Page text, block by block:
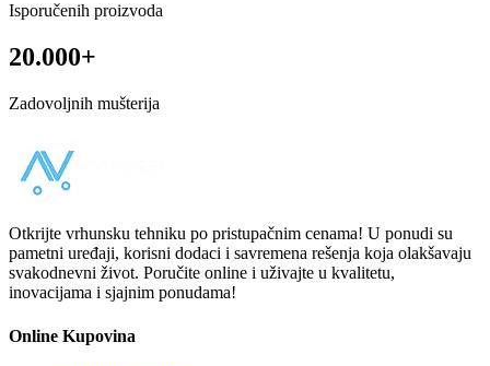
Isporučenih proizvoda
20.000+
Zadovoljnih mušterija
Otkrijte vrhunsku tehniku po pristupačnim cenama! U ponudi su
pametni uređaji, korisni dodaci i savremena rešenja koja olakšavaju
svakodnevni život. Poručite online i uživajte u kvalitetu,
inovacijama i sjajnim ponudama!
Online Kupovina